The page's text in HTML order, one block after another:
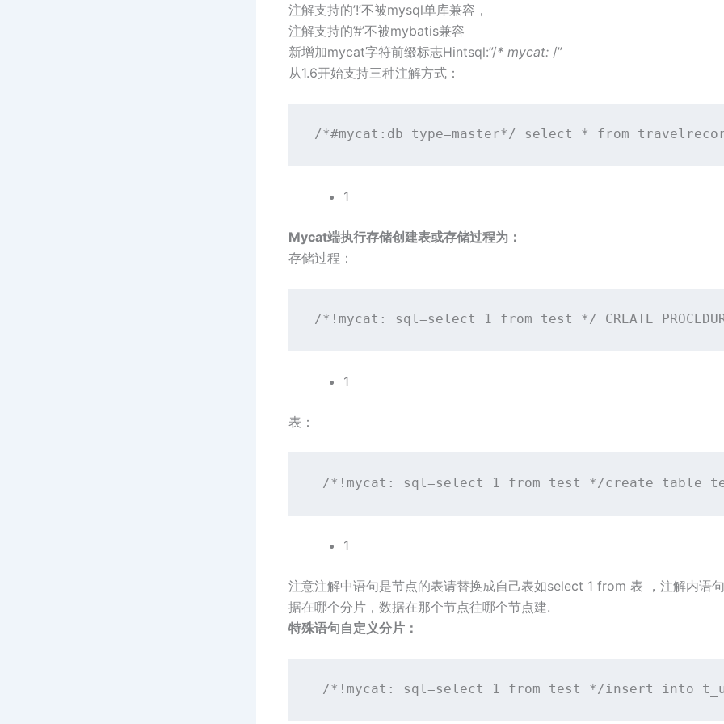
注解支持的’!’不被mysql单库兼容，
注解支持的’#’不被mybatis兼容
新增加mycat字符前缀标志Hintsql:”/* mycat: /”
从1.6开始支持三种注解方式：
/*#mycat:db_type=master*/ select * from
1
Mycat端执行存储创建表或存储过程为：
存储过程：
/*!mycat: sql=select 1 from test */ CREATE
1
表：
/*!mycat: sql=select 1 from test */create table
1
注意注解中语句是节点的表请替换成自己表如select 1 from 表 ，注解内语
据在哪个分片，数据在那个节点往哪个节点建.
特殊语句自定义分片：
/*!mycat: sql=select 1 from test */insert into